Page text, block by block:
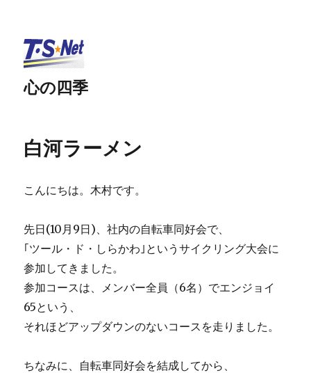
心の四季
白河ラーメン
こんにちは。木村です。
先日(10月9日)、社内の自転車同好会で、
｢ツール・ド・しらかわ｣というサイクリング大会に
参加してきました。
参加コースは、メンバー全員（6名）でエンジョイ
65という、
それほどアップダウンのないコースを走りました。
ちなみに、自転車同好会を結成してから、